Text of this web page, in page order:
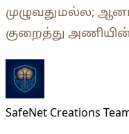
முழுவதுமல்ல;
குறைத்து
SafeNet Creations